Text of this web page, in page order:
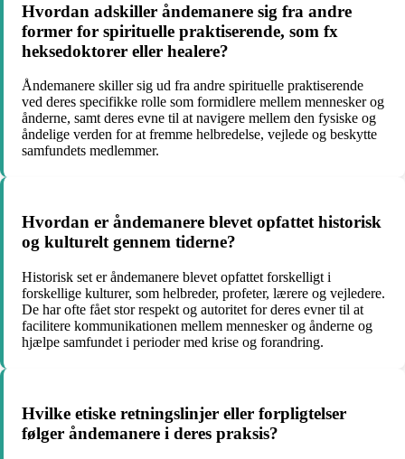
Hvordan adskiller åndemanere sig fra andre
former for spirituelle praktiserende, som fx
heksedoktorer eller healere?
Åndemanere skiller sig ud fra andre spirituelle praktiserende
ved deres specifikke rolle som formidlere mellem mennesker og
ånderne, samt deres evne til at navigere mellem den fysiske og
åndelige verden for at fremme helbredelse, vejlede og beskytte
samfundets medlemmer.
Hvordan er åndemanere blevet opfattet historisk
og kulturelt gennem tiderne?
Historisk set er åndemanere blevet opfattet forskelligt i
forskellige kulturer, som helbreder, profeter, lærere og vejledere.
De har ofte fået stor respekt og autoritet for deres evner til at
facilitere kommunikationen mellem mennesker og ånderne og
hjælpe samfundet i perioder med krise og forandring.
Hvilke etiske retningslinjer eller forpligtelser
følger åndemanere i deres praksis?